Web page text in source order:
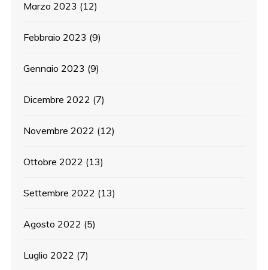
Marzo 2023 (12)
Febbraio 2023 (9)
Gennaio 2023 (9)
Dicembre 2022 (7)
Novembre 2022 (12)
Ottobre 2022 (13)
Settembre 2022 (13)
Agosto 2022 (5)
Luglio 2022 (7)